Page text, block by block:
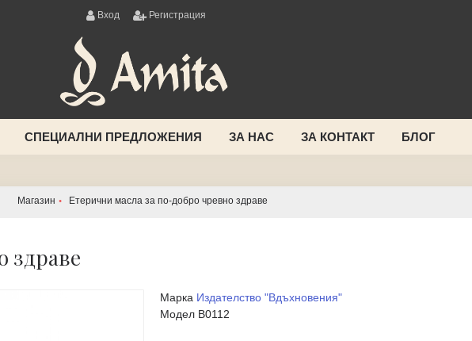
Вход Регистрация
СПЕЦИАЛНИ ПРЕДЛОЖЕНИЯ ЗА НАС ЗА КОНТАКТ БЛОГ
Магазин Етерични масла за по-добро чревно здраве
здраве
Марка Издателство "Вдъхновения"
Модел B0112